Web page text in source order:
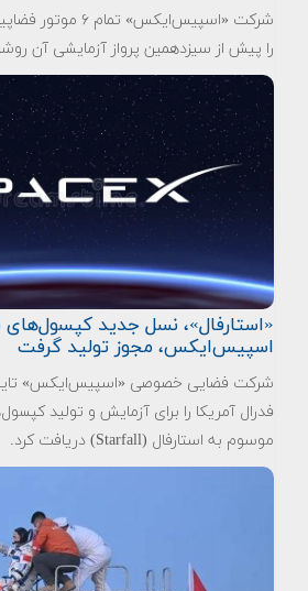
شرکت «اسپیس‌ایکس»
را پیش از سیزدهمین پرواز آزمایشی آن
«استارفال»، نسل جدید
اسپیس‌ایکس، مجوز تولید گرفت
شرکت فضایی خصوصی «اسپیس‌ایکس»
فدرال آمریکا را برای آزمایش و تولید
موسوم به استارفال (Starfall) دریافت کرد.